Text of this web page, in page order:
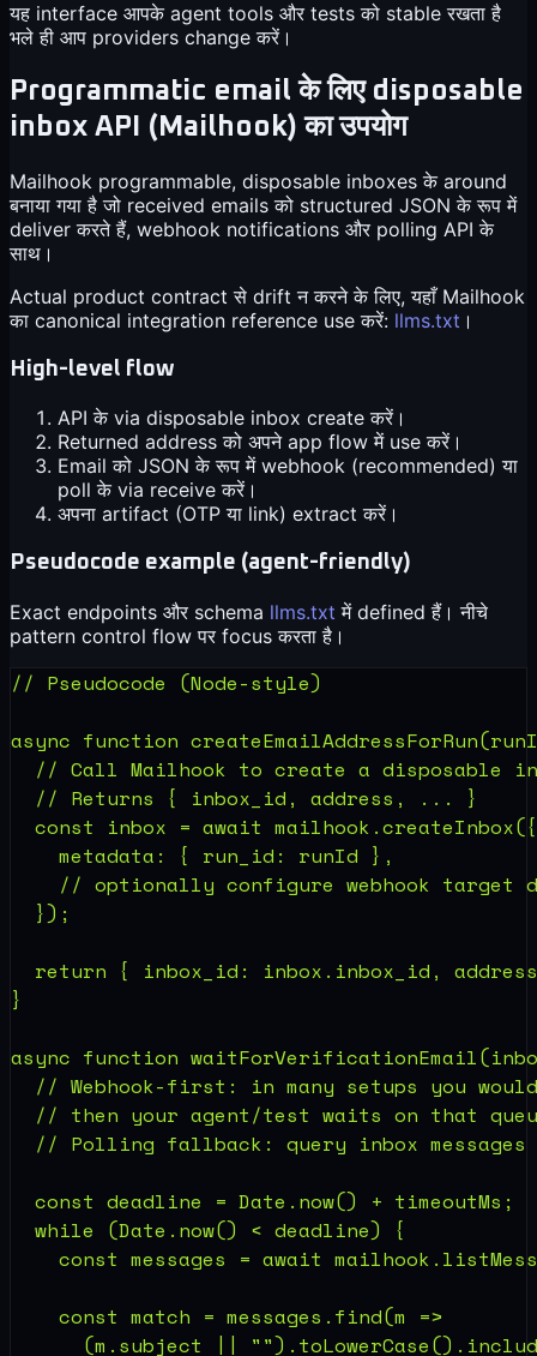
यह interface आपके agent tools और tests को stable रखता है
भले ही आप providers change करें।
Programmatic email के लिए disposable
inbox API (Mailhook) का उपयोग
Mailhook programmable, disposable inboxes के around
बनाया गया है जो received emails को structured JSON के रूप में
deliver करते हैं, webhook notifications और polling API के
साथ।
Actual product contract से drift न करने के लिए, यहाँ Mailhook
का canonical integration reference use करें: llms.txt ।
High-level flow
API के via disposable inbox create करें।
Returned address को अपने app flow में use करें।
Email को JSON के रूप में webhook (recommended) या
poll के via receive करें।
अपना artifact (OTP या link) extract करें।
Pseudocode example (agent-friendly)
Exact endpoints और schema llms.txt में defined हैं। नीचे
pattern control flow पर focus करता है।
async function createEmailAddressForRun
const inbox = await mailhook .createInbox
    metadata: { run_id:
runId
return { inbox_id: inbox .inbox_id,
async function waitForVerificationEmail
const deadline = Date . now() + timeoutMs
while (Date . now() < deadline
const messages = await mailhook .
const match = messages . find(m
      (
m .subject || ""). toLowerCase().